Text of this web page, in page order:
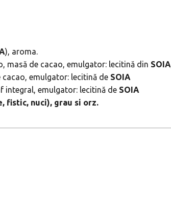
), aroma.
masă de cacao, emulgator: lecitină din SOIA
emulgator: lecitină de SOIA
integral, emulgator: lecitină de SOIA
fistic, nuci), grau si orz.